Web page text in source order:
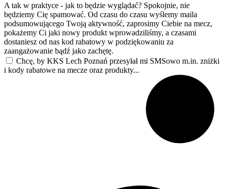
A tak w praktyce - jak to będzie wyglądać? Spokojnie, nie
będziemy Cię spamować. Od czasu do czasu wyślemy maila
podsumowującego Twoją aktywność, zaprosimy Ciebie na mecz,
pokażemy Ci jaki nowy produkt wprowadziliśmy, a czasami
dostaniesz od nas kod rabatowy w podziękowaniu za
zaangażowanie bądź jako zachętę.
Chcę, by KKS Lech Poznań przesyłał mi SMSowo m.in. zniżki
i kody rabatowe na mecze oraz produkty...